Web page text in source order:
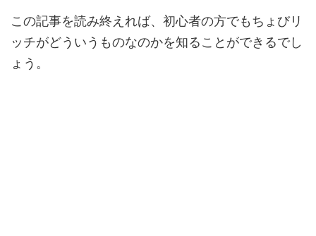
この記事を読み終えれば、初心者の方でもちょびリ
ッチがどういうものなのかを知ることができるでし
ょう。